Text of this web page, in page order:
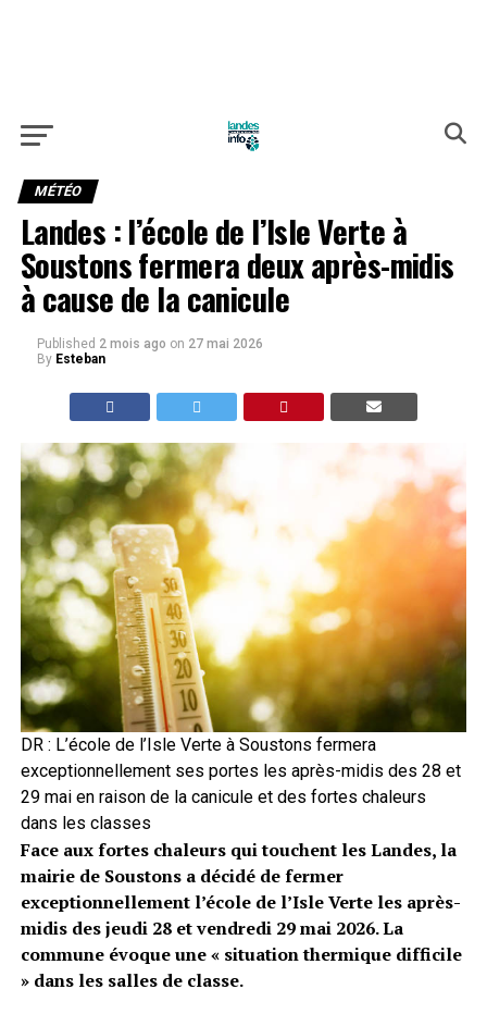
MÉTÉO
Landes : l’école de l’Isle Verte à
Soustons fermera deux après-midis
à cause de la canicule
Published 2 mois ago on 27 mai 2026
By Esteban
DR : L’école de l’Isle Verte à Soustons fermera
exceptionnellement ses portes les après-midis des 28 et
29 mai en raison de la canicule et des fortes chaleurs
dans les classes
Face aux fortes chaleurs qui touchent les Landes, la
mairie de Soustons a décidé de fermer
exceptionnellement l’école de l’Isle Verte les après-
midis des jeudi 28 et vendredi 29 mai 2026. La
commune évoque une « situation thermique difficile
» dans les salles de classe.